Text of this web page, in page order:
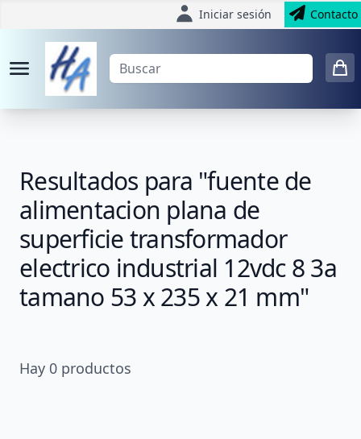
Iniciar sesión Contacto
Resultados para "fuente de
alimentacion plana de
superficie transformador
electrico industrial 12vdc 8 3a
tamano 53 x 235 x 21 mm"
Hay 0 productos